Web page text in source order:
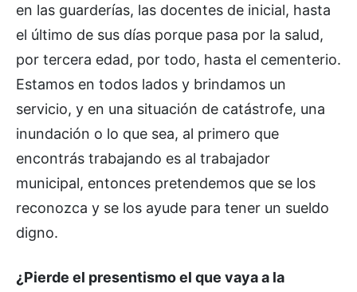
en las guarderías, las docentes de inicial, hasta
el último de sus días porque pasa por la salud,
por tercera edad, por todo, hasta el cementerio.
Estamos en todos lados y brindamos un
servicio, y en una situación de catástrofe, una
inundación o lo que sea, al primero que
encontrás trabajando es al trabajador
municipal, entonces pretendemos que se los
reconozca y se los ayude para tener un sueldo
digno.
¿Pierde el presentismo el que vaya a la